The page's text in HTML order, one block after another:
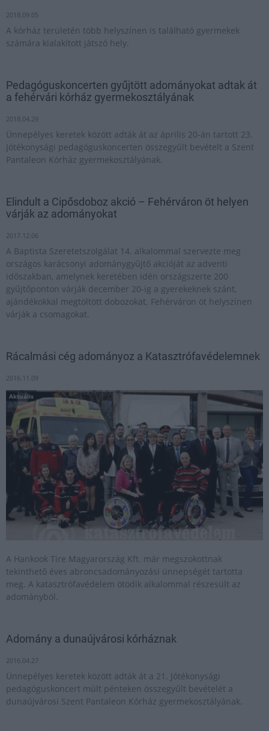
2018.09.05
A kórház területén több helyszínen is található gyermekek
számára kialakított játszó hely.
Pedagóguskoncerten gyűjtött adományokat adtak át
a fehérvári kórház gyermekosztályának
2018.04.29
Ünnepélyes keretek között adták át az április 20-án tartott 23.
Jótékonysági pedagóguskoncerten összegyűlt bevételt a Szent
Pantaleon Kórház gyermekosztályának.
Elindult a Cipősdoboz akció – Fehérváron öt helyen
várják az adományokat
2017.12.06
A Baptista Szeretetszolgálat 14. alkalommal szervezte meg
országos karácsonyi adománygyűjtő akcióját az adventi
időszakban, amelynek keretében idén országszerte 200
gyűjtőponton várják december 20-ig a gyerekeknek szánt,
ajándékokkal megtöltött dobozokat. Fehérváron öt helyszínen
várják a csomagokat.
Rácalmási cég adományoz a Katasztrófavédelemnek
2016.11.09
Aktuális
A Hankook Tire Magyarország Kft. már megszokottnak
tekinthető éves abroncsadományozási ünnepségét tartotta
meg. A katasztrófavédelem ötödik alkalommal részesült az
adományból.
Adomány a dunaújvárosi kórháznak
2016.04.27
Ünnepélyes keretek között adták át a 21. Jótékonysági
pedagóguskoncert múlt pénteken összegyűlt bevételét a
dunaújvárosi Szent Pantaleon Kórház gyermekosztályának.